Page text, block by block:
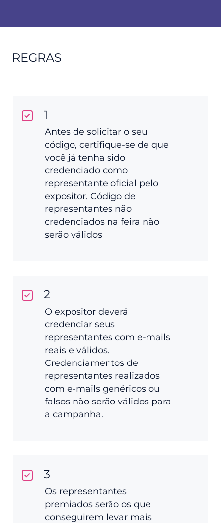
REGRAS
1
Antes de solicitar o seu
código, certifique-se de que
você já tenha sido
credenciado como
representante oficial pelo
expositor. Código de
representantes não
credenciados na feira não
serão válidos
2
O expositor deverá
credenciar seus
representantes com e-mails
reais e válidos.
Credenciamentos de
representantes realizados
com e-mails genéricos ou
falsos não serão válidos para
a campanha.
3
Os representantes
premiados serão os que
conseguirem levar mais